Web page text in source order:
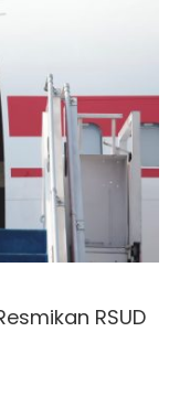
RSUD